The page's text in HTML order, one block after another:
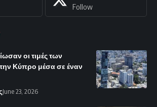
Follow
οι τιμές των
Κύπρο μέσα σε έναν
June 23, 2026